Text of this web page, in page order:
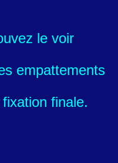
le voir
empattements
finale.